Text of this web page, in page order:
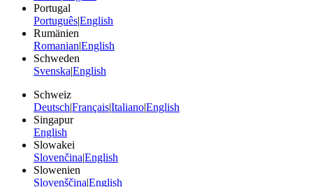
Portugal
Português|English
Rumänien
Romanian|English
Schweden
Svenska|English
Schweiz
Deutsch|Français|Italiano|English
Singapur
English
Slowakei
Slovenčina|English
Slowenien
Slovenščina|English